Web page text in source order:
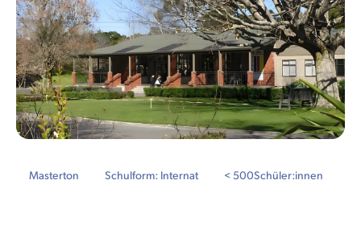
Masterton Schulform: Internat < 500Schüler:innen